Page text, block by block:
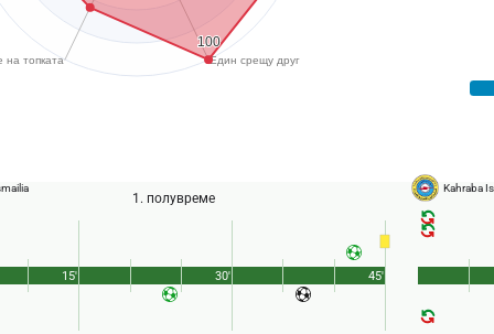
1. полувреме
45'
15' 30'
Kahraba